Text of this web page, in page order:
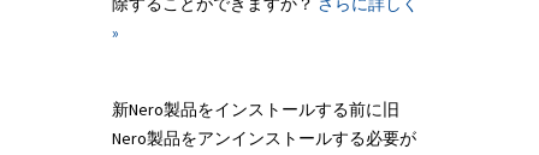
»
新Nero製品をインストールする前に旧
Nero製品をアンインストールする必要が